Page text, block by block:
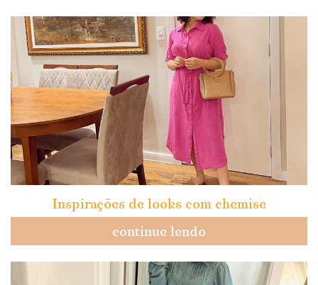
Inspirações de looks com chemise
continue lendo